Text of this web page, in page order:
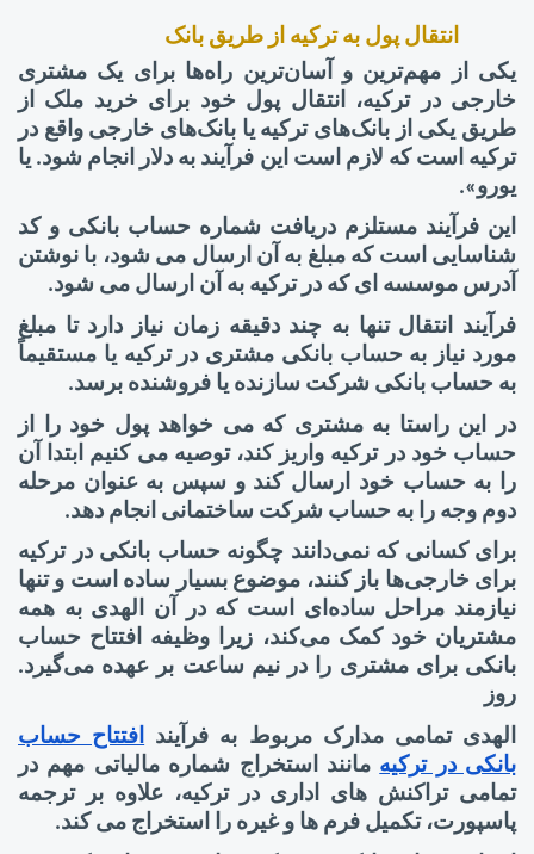
انتقال پول به ترکیه از طریق بانک
یکی از مهم‌ترین و آسان‌ترین راه‌ها برای یک مشتری
خارجی در ترکیه، انتقال پول خود برای خرید ملک از
طریق یکی از بانک‌های ترکیه یا بانک‌های خارجی واقع در
ترکیه است که لازم است این فرآیند به دلار انجام شود. یا
یورو».
این فرآیند مستلزم دریافت شماره حساب بانکی و کد
شناسایی است که مبلغ به آن ارسال می شود، با نوشتن
آدرس موسسه ای که در ترکیه به آن ارسال می شود.
فرآیند انتقال تنها به چند دقیقه زمان نیاز دارد تا مبلغ
مورد نیاز به حساب بانکی مشتری در ترکیه یا مستقیماً
به حساب بانکی شرکت سازنده یا فروشنده برسد.
در این راستا به مشتری که می خواهد پول خود را از
حساب خود در ترکیه واریز کند، توصیه می کنیم ابتدا آن
را به حساب خود ارسال کند و سپس به عنوان مرحله
دوم وجه را به حساب شرکت ساختمانی انجام دهد.
برای کسانی که نمی‌دانند چگونه حساب بانکی در ترکیه
برای خارجی‌ها باز کنند، موضوع بسیار ساده است و تنها
نیازمند مراحل ساده‌ای است که در آن الهدی به همه
مشتریان خود کمک می‌کند، زیرا وظیفه افتتاح حساب
بانکی برای مشتری را در نیم ساعت بر عهده می‌گیرد.
روز
الهدی تمامی مدارک مربوط به فرآیند افتتاح حساب
بانکی در ترکیه مانند استخراج شماره مالیاتی مهم در
تمامی تراکنش های اداری در ترکیه، علاوه بر ترجمه
پاسپورت، تکمیل فرم ها و غیره را استخراج می کند.